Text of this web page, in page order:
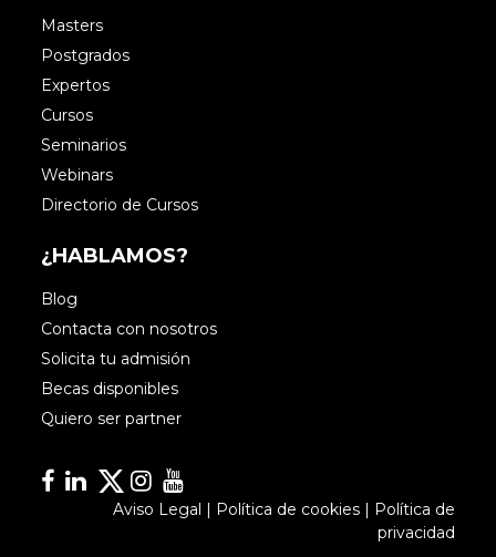
Masters
Postgrados
Expertos
Cursos
Seminarios
Webinars
Directorio de Cursos
¿HABLAMOS?
Blog
Contacta con nosotros
Solicita tu admisión
Becas disponibles
Quiero ser partner
Facebook
Linkedin
Linkedin
Instagram
Aviso Legal | Política de cookies| Política de
privacidad